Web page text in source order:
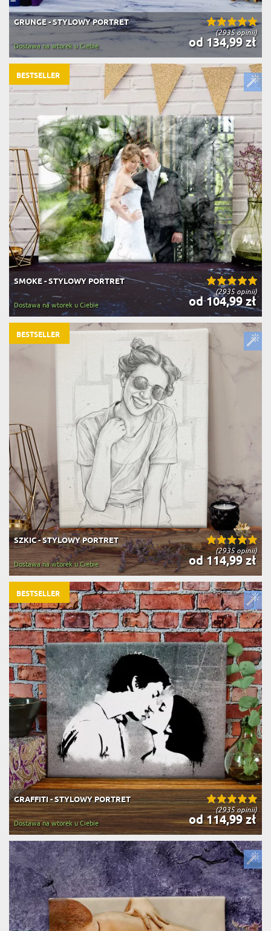
(2935 opinii)
GRUNGE - STYLOWY PORTRET
od 134,99 zł
Dostawa na wtorek u Ciebie
(2935 opinii)
SMOKE - STYLOWY PORTRET
od 104,99 zł
Dostawa na wtorek u Ciebie
BESTSELLER
(2935 opinii)
SZKIC - STYLOWY PORTRET
od 114,99 zł
Dostawa na wtorek u Ciebie
BESTSELLER
(2935 opinii)
GRAFFITI - STYLOWY PORTRET
od 114,99 zł
Dostawa na wtorek u Ciebie
BESTSELLER